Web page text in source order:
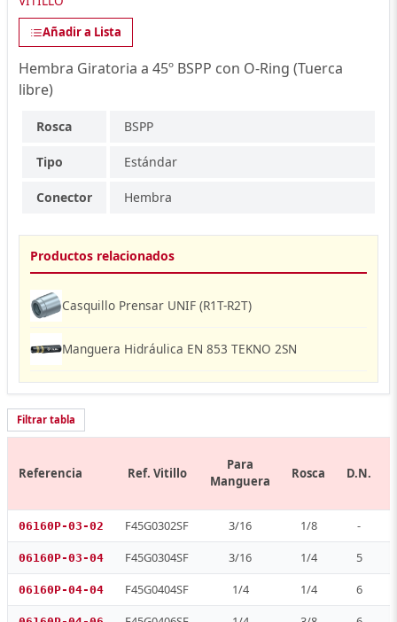
Añadir a Lista
Hembra Giratoria a 45º BSPP con O-Ring (Tuerca
libre)
Rosca BSPP
Tipo Estándar
Conector Hembra
Productos relacionados
Casquillo Prensar UNIF (R1T-R2T)
Manguera Hidráulica EN 853 TEKNO 2SN
Filtrar tabla
Referencia Ref. Vitillo
Para
Manguera
Rosca D.N.
06160P-03-02 F45G0302SF 3/16 1/8 -
06160P-03-04 F45G0304SF 3/16 1/4 5
06160P-04-04 F45G0404SF 1/4 1/4 6